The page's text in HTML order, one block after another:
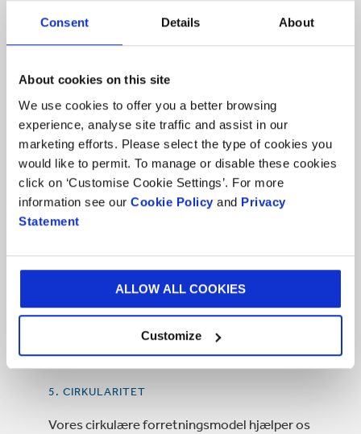
Consent Details About
About cookies on this site
We use cookies to offer you a better browsing
experience, analyse site traffic and assist in our
marketing efforts. Please select the type of cookies you
would like to permit. To manage or disable these cookies
click on ‘Customise Cookie Settings’. For more
information see our Cookie Policy and Privacy
Statement
ALLOW ALL COOKIES
Customize
LÆS MERE
5. CIRKULARITET
Vores cirkulære forretningsmodel hjælper os